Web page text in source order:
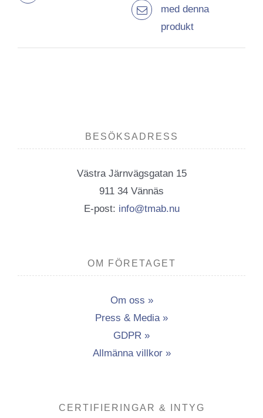
med denna
produkt
BESÖKSADRESS
Västra Järnvägsgatan 15
911 34 Vännäs
E-post: info@tmab.nu
OM FÖRETAGET
Om oss »
Press & Media »
GDPR »
Allmänna villkor »
CERTIFIERINGAR & INTYG